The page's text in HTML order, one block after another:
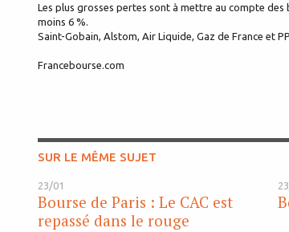
Les plus grosses pertes sont à mettre au compte
moins 6 %.
Saint-Gobain, Alstom, Air Liquide, Gaz de France et
Francebourse.com
SUR LE MÊME SUJET
23/01
Bourse de Paris : Le CAC est
repassé dans le rouge